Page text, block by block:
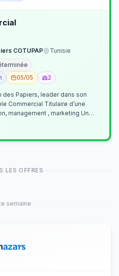
COTUPAP
Tunisie
05/05 2
des Papiers, leader dans son
, marketing Un
LES OFFRES
semaine